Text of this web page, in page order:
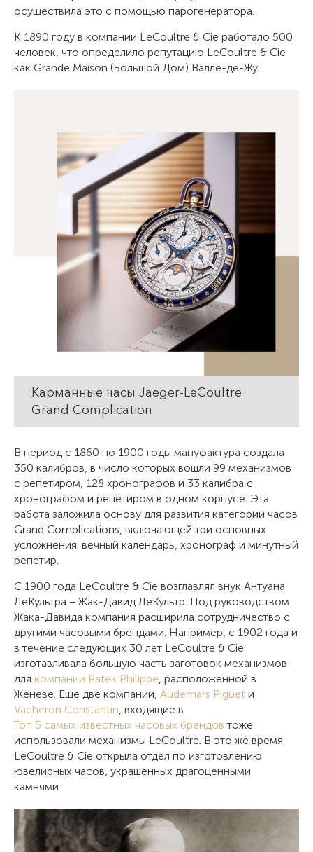
осуществила это с помощью парогенератора.
К 1890 году в компании LeCoultre & Cie работало 500
человек, что определило репутацию LeCoultre & Cie
как Grande Maison (Большой Дом) Валле-де-Жу.
Карманные часы Jaeger-LeCoultre
Grand Complication
В период с 1860 по 1900 годы мануфактура создала
350 калибров, в число которых вошли 99 механизмов
с репетиром, 128 хронографов и 33 калибра с
хронографом и репетиром в одном корпусе. Эта
работа заложила основу для развития категории часов
Grand Complications, включающей три основных
усложнения: вечный календарь, хронограф и минутный
репетир.
С 1900 года LeCoultre & Cie возглавлял внук Антуана
ЛеКультра − Жак-Давид ЛеКультр. Под руководством
Жака-Давида компания расширила сотрудничество с
другими часовыми брендами. Например, с 1902 года и
в течение следующих 30 лет LeCoultre & Cie
изготавливала большую часть заготовок механизмов
для компании Patek Philippe, расположенной в
Женеве. Еще две компании, Audemars Piguet и
Vacheron Constantin, входящие в
Топ 5 самых известных часовых брендов тоже
использовали механизмы LeCoultre. В это же время
LeCoultre & Cie открыла отдел по изготовлению
ювелирных часов, украшенных драгоценными
камнями.